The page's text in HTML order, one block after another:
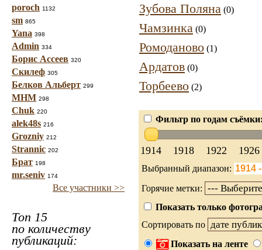
poroch 1132
sm 865
Yana 398
Admin 334
Борис Ассеев 320
Скилеф 305
Белков Альберт 299
МНМ 298
Chuk 220
alek48s 216
Grozniy 212
Strannic 202
Брат 198
mr.seniv 174
Все участники >>
Топ 15
по количеству
публикаций:
Зубова Поляна (0)
Чамзинка (0)
Ромоданово (1)
Ардатов (0)
Торбеево (2)
Фильтр по годам
1914 1918 1922 1926
Выбранный диапазон:
Горячие метки:
Показать только
Сортировать по
Показать на ленте